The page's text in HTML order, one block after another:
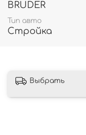
BRUDER
Тип авто
Стройка
Выбрать